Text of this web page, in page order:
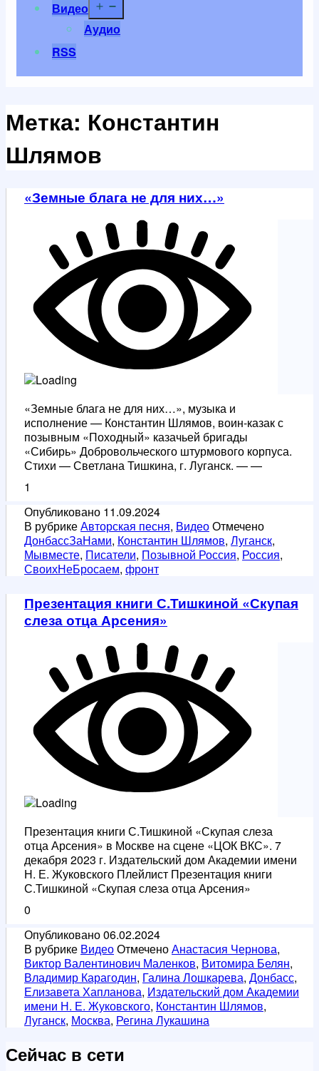
Видео
Аудио
RSS
Метка: Константин
Шлямов
«Земные блага не для них…»
«Земные блага не для них…», музыка и
исполнение — Константин Шлямов, воин-казак с
позывным «Походный» казачьей бригады
«Сибирь» Добровольческого штурмового корпуса.
Стихи — Светлана Тишкина, г. Луганск. — —
1
Опубликовано 11.09.2024
В рубрикеАвторская песня, ВидеоОтмечено
ДонбассЗаНами, Константин Шлямов, Луганск,
Мывместе, Писатели, Позывной Россия, Россия,
СвоихНеБросаем, фронт
Презентация книги С.Тишкиной «Скупая
слеза отца Арсения»
Презентация книги С.Тишкиной «Скупая слеза
отца Арсения» в Москве на сцене «ЦОК ВКС». 7
декабря 2023 г. Издательский дом Академии имени
Н. Е. Жуковского Плейлист Презентация книги
С.Тишкиной «Скупая слеза отца Арсения»
0
Опубликовано06.02.2024
В рубрике ВидеоОтмеченоАнастасия Чернова,
Виктор Валентинович Маленков, Витомира Белян,
Владимир Карагодин, Галина Лошкарева, Донбасс,
Елизавета Хапланова, Издательский дом Академии
имени Н. Е. Жуковского, Константин Шлямов,
Луганск, Москва, Регина Лукашина
Сейчас в сети